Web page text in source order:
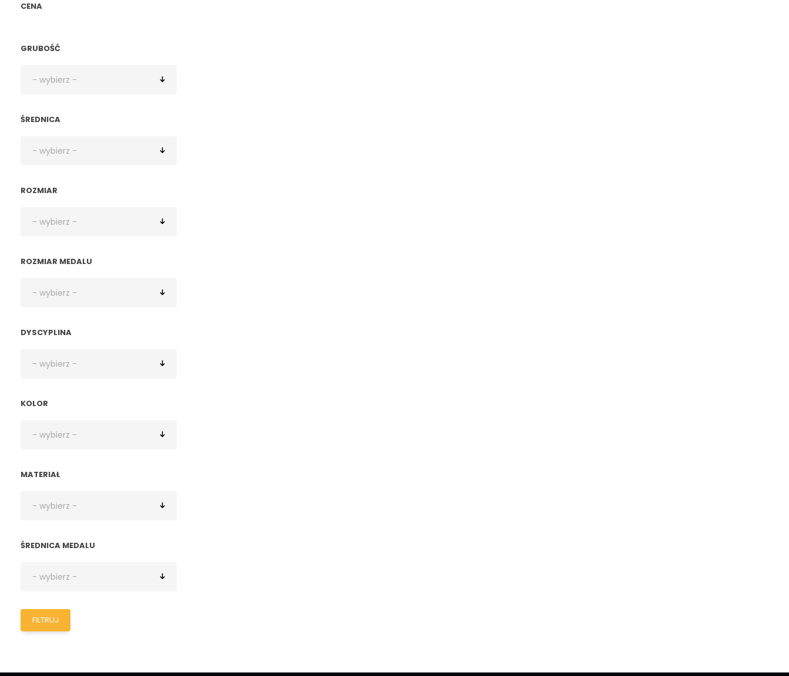
CENA
GRUBOŚĆ
ŚREDNICA
ROZMIAR
ROZMIAR MEDALU
DYSCYPLINA
KOLOR
MATERIAŁ
ŚREDNICA MEDALU
FILTRUJ